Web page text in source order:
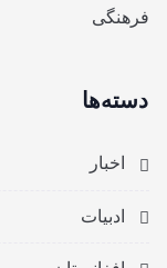
فرهنگی
دسته‌ها
اخبار
ادبیات